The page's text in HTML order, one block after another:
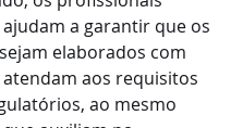
a garantir que os
elaborados com
aos requisitos
ao mesmo